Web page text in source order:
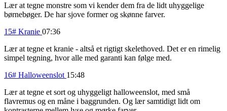
Lær at tegne monstre som vi kender dem fra de lidt uhyggelige
børnebøger. De har sjove former og skønne farver.
15# Kranie 07:36
Lær at tegne et kranie - altså et rigtigt skelethoved. Det er en rimelig
simpel tegning, hvor alle med garanti kan følge med.
16# Halloweenslot 15:48
Lær at tegne et sort og uhyggeligt halloweenslot, med små
flavremus og en måne i baggrunden. Og lær samtidigt lidt om